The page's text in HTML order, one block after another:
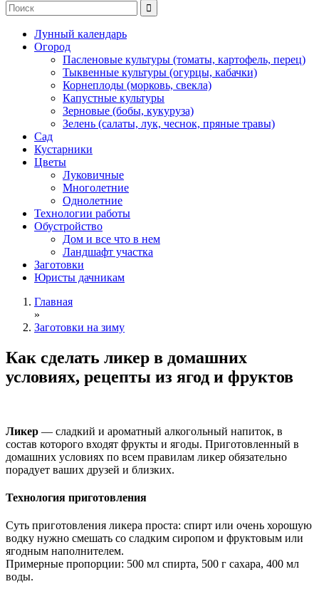
Лунный календарь
Огород
Пасленовые культуры (томаты, картофель, перец)
Тыквенные культуры (огурцы, кабачки)
Корнеплоды (морковь, свекла)
Капустные культуры
Зерновые (бобы, кукуруза)
Зелень (салаты, лук, чеснок, пряные травы)
Сад
Кустарники
Цветы
Луковичные
Многолетние
Однолетние
Технологии работы
Обустройство
Дом и все что в нем
Ландшафт участка
Заготовки
Юристы дачникам
Главная
»
Заготовки на зиму
Как сделать ликер в домашних
условиях, рецепты из ягод и фруктов
Ликер — сладкий и ароматный алкогольный напиток, в
состав которого входят фрукты и ягоды. Приготовленный в
домашних условиях по всем правилам ликер обязательно
порадует ваших друзей и близких.
Технология приготовления
Суть приготовления ликера проста: спирт или очень хорошую
водку нужно смешать со сладким сиропом и фруктовым или
ягодным наполнителем.
Примерные пропорции: 500 мл спирта, 500 г сахара, 400 мл
воды.